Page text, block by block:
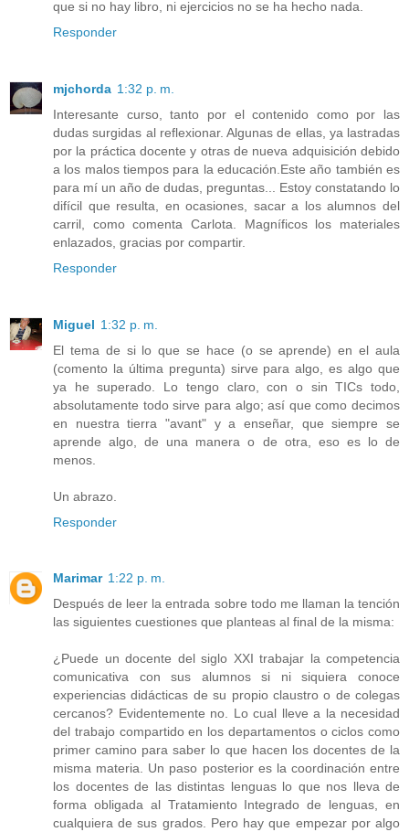
que si no hay libro, ni ejercicios no se ha hecho nada.
Responder
mjchorda 1:32 p. m.
Interesante curso, tanto por el contenido como por las
dudas surgidas al reflexionar. Algunas de ellas, ya lastradas
por la práctica docente y otras de nueva adquisición debido
a los malos tiempos para la educación.Este año también es
para mí un año de dudas, preguntas... Estoy constatando lo
difícil que resulta, en ocasiones, sacar a los alumnos del
carril, como comenta Carlota. Magníficos los materiales
enlazados, gracias por compartir.
Responder
Miguel 1:32 p. m.
El tema de si lo que se hace (o se aprende) en el aula
(comento la última pregunta) sirve para algo, es algo que
ya he superado. Lo tengo claro, con o sin TICs todo,
absolutamente todo sirve para algo; así que como decimos
en nuestra tierra "avant" y a enseñar, que siempre se
aprende algo, de una manera o de otra, eso es lo de
menos.
Un abrazo.
Responder
Marimar 1:22 p. m.
Después de leer la entrada sobre todo me llaman la tención
las siguientes cuestiones que planteas al final de la misma:
¿Puede un docente del siglo XXI trabajar la competencia
comunicativa con sus alumnos si ni siquiera conoce
experiencias didácticas de su propio claustro o de colegas
cercanos? Evidentemente no. Lo cual lleve a la necesidad
del trabajo compartido en los departamentos o ciclos como
primer camino para saber lo que hacen los docentes de la
misma materia. Un paso posterior es la coordinación entre
los docentes de las distintas lenguas lo que nos lleva de
forma obligada al Tratamiento Integrado de lenguas, en
cualquiera de sus grados. Pero hay que empezar por algo